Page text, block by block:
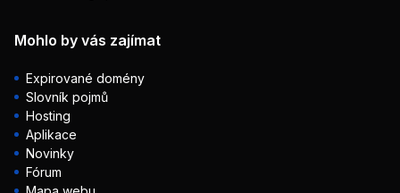
Mohlo by vás zajímat
Expirované domény
Slovník pojmů
Hosting
Aplikace
Novinky
Fórum